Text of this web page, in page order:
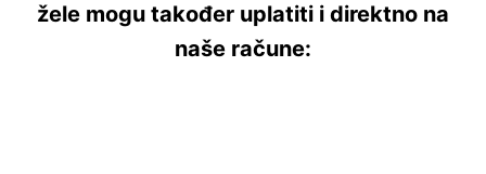
žele mogu također uplatiti i direktno na
naše račune: